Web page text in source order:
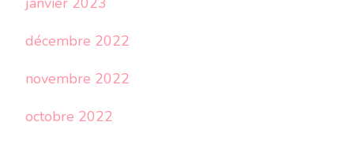
décembre 2022
novembre 2022
octobre 2022